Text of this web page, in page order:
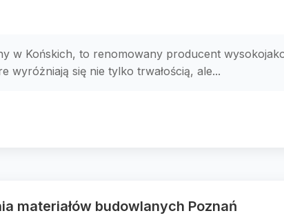
w Końskich, to renomowany producent
wyróżniają się nie tylko trwałością, ale...
materiałów budowlanych Poznań